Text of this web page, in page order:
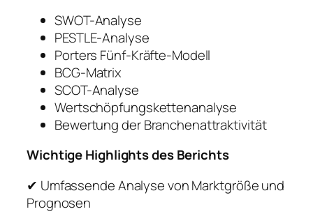
SWOT-Analyse
PESTLE-Analyse
Porters Fünf-Kräfte-Modell
BCG-Matrix
SCOT-Analyse
Wertschöpfungskettenanalyse
Bewertung der Branchenattraktivität
Wichtige Highlights des Berichts
✔ Umfassende Analyse von Marktgröße und
Prognosen